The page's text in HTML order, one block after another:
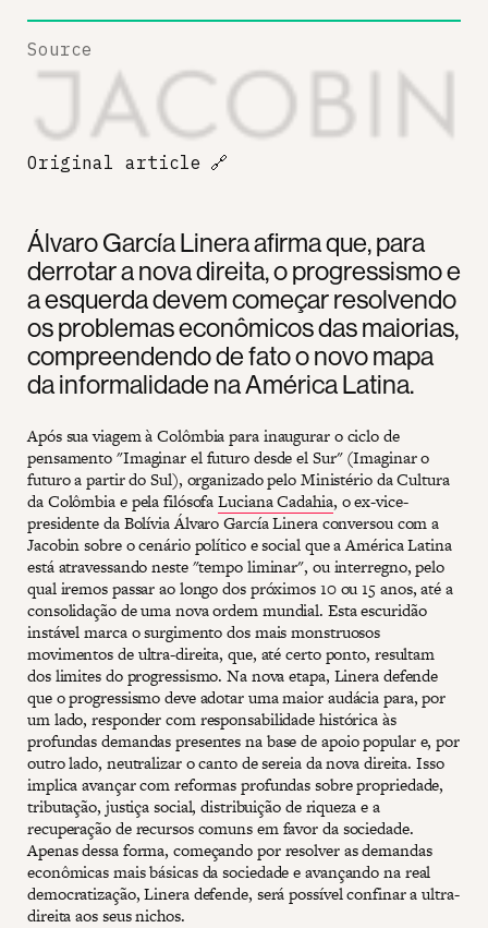
Álvaro García Linera afirma que, para
derrotar a nova direita, o progressismo e
a esquerda devem começar resolvendo
os problemas econômicos das maiorias,
compreendendo de fato o novo mapa
da informalidade na América Latina.
Após sua viagem à Colômbia para inaugurar o ciclo de
pensamento "Imaginar el futuro desde el Sur" (Imaginar o
futuro a partir do Sul), organizado pelo Ministério da Cultura
da Colômbia e pela filósofaLuciana Cadahia, o ex-vice-
presidente da Bolívia Álvaro García Linera conversou com a
Jacobin sobre o cenário político e social que a América Latina
está atravessando neste "tempo liminar", ou interregno, pelo
qual iremos passar ao longo dos próximos 10 ou 15 anos, até a
consolidação de uma nova ordem mundial. Esta escuridão
instável marca o surgimento dos mais monstruosos
movimentos de ultra-direita, que, até certo ponto, resultam
dos limites do progressismo. Na nova etapa, Linera defende
que o progressismo deve adotar uma maior audácia para, por
um lado, responder com responsabilidade histórica às
profundas demandas presentes na base de apoio popular e, por
outro lado, neutralizar o canto de sereia da nova direita. Isso
implica avançar com reformas profundas sobre propriedade,
tributação, justiça social, distribuição de riqueza e a
recuperação de recursos comuns em favor da sociedade.
Apenas dessa forma, começando por resolver as demandas
econômicas mais básicas da sociedade e avançando na real
democratização, Linera defende, será possível confinar a ultra-
direita aos seus nichos.
Source
Original article 🔗